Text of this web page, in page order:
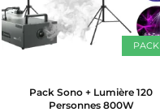
PACK
Pack Sono + Lumière 120
Personnes 800W